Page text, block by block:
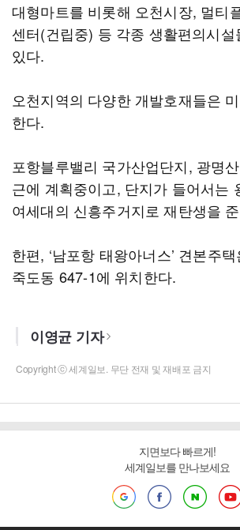
대형마트를 비롯해 오천시장, 멀티
센터(건립중) 등 각종 생활편의시설
있다.
오천지역의 다양한 개발호재들은
한다.
포항블루밸리 국가산업단지, 광명
근에 계획중이고, 단지가 들어서는
여세대의 신흥주거지로 재탄생을
한편, ‘남포항 태왕아너스’ 견본주
죽도동 647-1에 위치한다.
이영균 기자
Copyright ⓒ 세계일보. 무단 전재 및 재배포 금지
지면보다 빠르게!
세계일보를 만나보세요